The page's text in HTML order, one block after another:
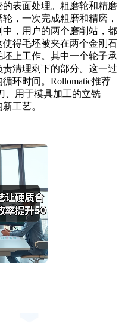
表面处理。粗磨轮和精磨
，一次完成粗磨和精磨，
，用户的两个磨削站，都
得毛坯被夹在两个金刚石
上工作。其中一个轮子承
清理剩下的部分。这一过
环时间。Rollomatic推荐
、用于模具加工的立铣
工艺。